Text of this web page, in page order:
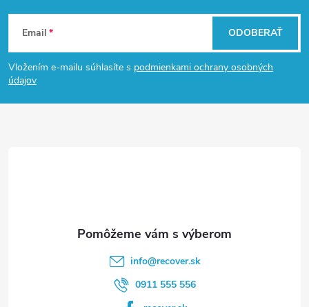
Z
á
p
Email
Vložením e-mailu súhlasíte s podmienkami ochrany osobných
údajov
ODOBERAŤ
info@recover.sk
0911 555 556